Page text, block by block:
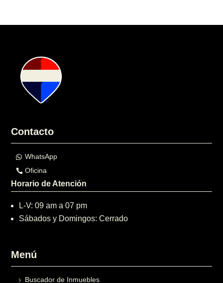
Contacto
WhatsApp
Oficina
Horario de Atención
L-V: 09 am a 07 pm
Sábados y Domingos: Cerrado
Menú
Buscador de Inmuebles